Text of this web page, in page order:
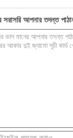
সরাসরি আপনার তদন্ত